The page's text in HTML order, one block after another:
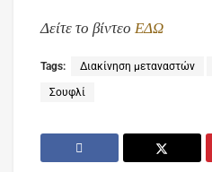
Δείτε το βίντεο ΕΔΩ
Tags: Διακίνηση μεταναστών
Σουφλί